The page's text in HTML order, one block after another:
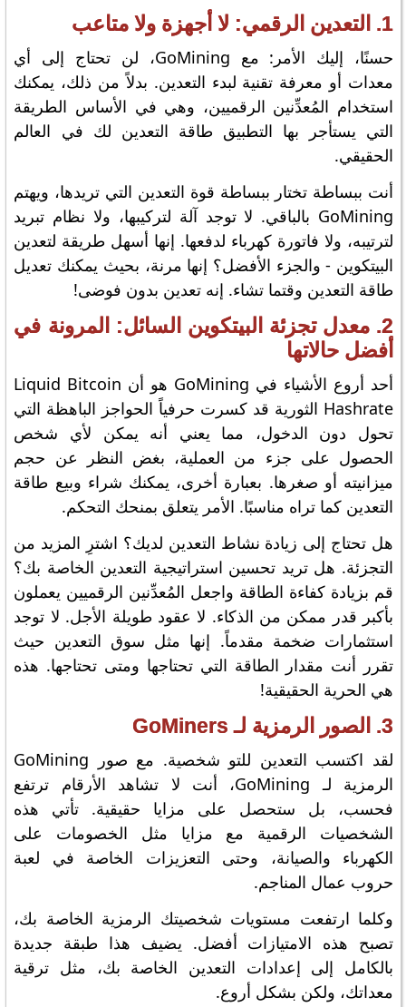
1. التعدين الرقمي: لا أجهزة ولا متاعب
حسنًا، إليك الأمر: مع GoMining، لن تحتاج إلى أي
معدات أو معرفة تقنية لبدء التعدين. بدلاً من ذلك، يمكنك
استخدام المُعدِّنين الرقميين، وهي في الأساس الطريقة
التي يستأجر بها التطبيق طاقة التعدين لك في العالم
الحقيقي.
أنت ببساطة تختار ببساطة قوة التعدين التي تريدها، ويهتم
GoMining بالباقي. لا توجد آلة لتركيبها، ولا نظام تبريد
لترتيبه، ولا فاتورة كهرباء لدفعها. إنها أسهل طريقة لتعدين
البيتكوين - والجزء الأفضل؟ إنها مرنة، بحيث يمكنك تعديل
طاقة التعدين وقتما تشاء. إنه تعدين بدون فوضى!
2. معدل تجزئة البيتكوين السائل: المرونة في
أفضل حالاتها
أحد أروع الأشياء في GoMining هو أن Liquid Bitcoin
Hashrate الثورية قد كسرت حرفياً الحواجز الباهظة التي
تحول دون الدخول، مما يعني أنه يمكن لأي شخص
الحصول على جزء من العملية، بغض النظر عن حجم
ميزانيته أو صغرها. بعبارة أخرى، يمكنك شراء وبيع طاقة
التعدين كما تراه مناسبًا. الأمر يتعلق بمنحك التحكم.
هل تحتاج إلى زيادة نشاط التعدين لديك؟ اشترِ المزيد من
التجزئة. هل تريد تحسين استراتيجية التعدين الخاصة بك؟
قم بزيادة كفاءة الطاقة واجعل المُعدِّنين الرقميين يعملون
بأكبر قدر ممكن من الذكاء. لا عقود طويلة الأجل. لا توجد
استثمارات ضخمة مقدماً. إنها مثل سوق التعدين حيث
تقرر أنت مقدار الطاقة التي تحتاجها ومتى تحتاجها. هذه
هي الحرية الحقيقية!
3. الصور الرمزية لـ GoMiners
لقد اكتسب التعدين للتو شخصية. مع صور GoMining
الرمزية لـ GoMining، أنت لا تشاهد الأرقام ترتفع
فحسب، بل ستحصل على مزايا حقيقية. تأتي هذه
الشخصيات الرقمية مع مزايا مثل الخصومات على
الكهرباء والصيانة، وحتى التعزيزات الخاصة في لعبة
حروب عمال المناجم.
وكلما ارتفعت مستويات شخصيتك الرمزية الخاصة بك،
تصبح هذه الامتيازات أفضل. يضيف هذا طبقة جديدة
بالكامل إلى إعدادات التعدين الخاصة بك، مثل ترقية
معداتك، ولكن بشكل أروع.